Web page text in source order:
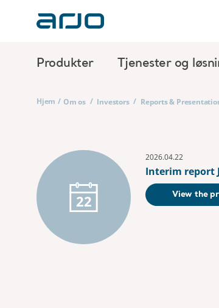
Produkter Tjenester og
Hjem / Om os / Investors / Reports &
22
2026.04.22
Interim report
View the